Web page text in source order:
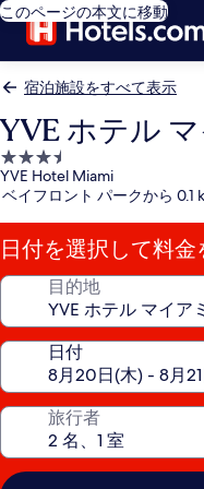
このページの本文に移動
宿泊施設をすべて表示
YVE ホテル
3.5
つ
星
宿
泊
施
YVE Hotel Miami
ベイフロント パークから
日付を選択して料金
目的地
日付
旅行者